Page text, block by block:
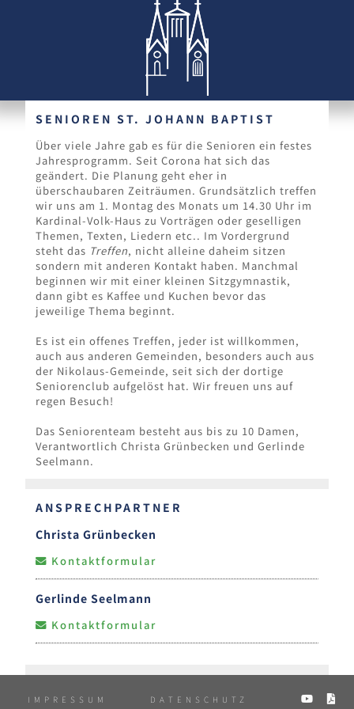
SENIOREN ST. JOHANN BAPTIST
Über viele Jahre gab es für die Senioren ein festes
Jahresprogramm. Seit Corona hat sich das
geändert. Die Planung geht eher in
überschaubaren Zeiträumen. Grundsätzlich treffen
wir uns am 1. Montag des Monats um 14.30 Uhr im
Kardinal-Volk-Haus zu Vorträgen oder geselligen
Themen, Texten, Liedern etc.. Im Vordergrund
steht das Treffen, nicht alleine daheim sitzen
sondern mit anderen Kontakt haben. Manchmal
beginnen wir mit einer kleinen Sitzgymnastik,
dann gibt es Kaffee und Kuchen bevor das
jeweilige Thema beginnt.
Es ist ein offenes Treffen, jeder ist willkommen,
auch aus anderen Gemeinden, besonders auch aus
der Nikolaus-Gemeinde, seit sich der dortige
Seniorenclub aufgelöst hat. Wir freuen uns auf
regen Besuch!
Das Seniorenteam besteht aus bis zu 10 Damen,
Verantwortlich Christa Grünbecken und Gerlinde
Seelmann.
ANSPRECHPARTNER
Christa Grünbecken
Kontaktformular
Gerlinde Seelmann
Kontaktformular
IMPRESSUM DATENSCHUTZ